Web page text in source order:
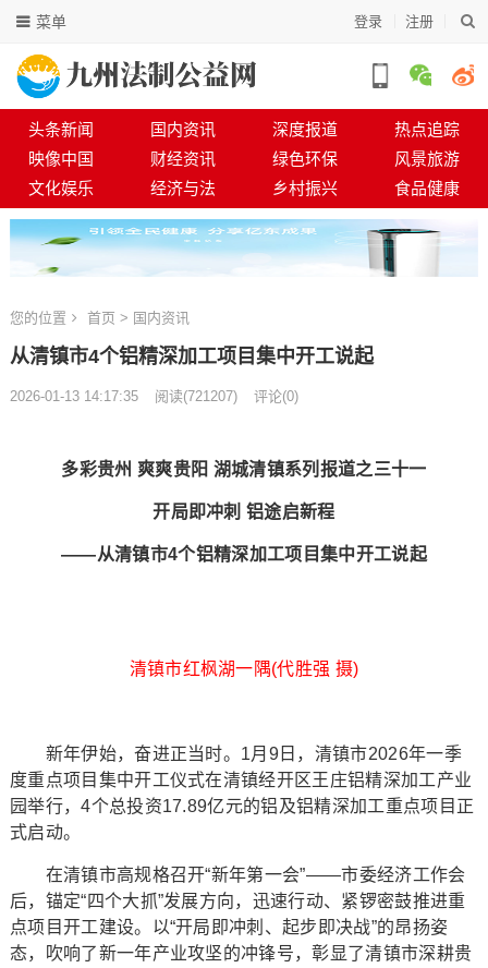
登录 注册
菜单
头条新闻 国内资讯 深度报道
热点追踪
映像中国
财经资讯 绿色环保
风景旅游
文化娱乐
经济与法 乡村振兴 食品健康
您的位置 首页 > 国内资讯
从清镇市4个铝精深加工项目集中开工说起
2026-01-13 14:17:35 阅读(721207) 评论(0)
多彩贵州 爽爽贵阳 湖城清镇系列报道之三十一
开局即冲刺 铝途启新程
——从清镇市4个铝精深加工项目集中开工说起
清镇市红枫湖一隅(代胜强 摄)
新年伊始，奋进正当时。1月9日，清镇市2026年一季
度重点项目集中开工仪式在清镇经开区王庄铝精深加工产业
园举行，4个总投资17.89亿元的铝及铝精深加工重点项目正
式启动。
在清镇市高规格召开“新年第一会”——市委经济工作会
后，锚定“四个大抓”发展方向，迅速行动、紧锣密鼓推进重
点项目开工建设。以“开局即冲刺、起步即决战”的昂扬姿
态，吹响了新一年产业攻坚的冲锋号，彰显了清镇市深耕贵